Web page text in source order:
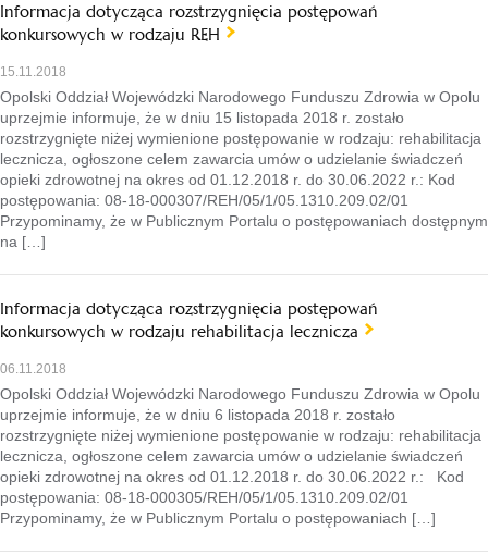
Informacja dotycząca rozstrzygnięcia postępowań
konkursowych w rodzaju REH
15.11.2018
Opolski Oddział Wojewódzki Narodowego Funduszu Zdrowia w Opolu
uprzejmie informuje, że w dniu 15 listopada 2018 r. zostało
rozstrzygnięte niżej wymienione postępowanie w rodzaju: rehabilitacja
lecznicza, ogłoszone celem zawarcia umów o udzielanie świadczeń
opieki zdrowotnej na okres od 01.12.2018 r. do 30.06.2022 r.: Kod
postępowania: 08-18-000307/REH/05/1/05.1310.209.02/01
Przypominamy, że w Publicznym Portalu o postępowaniach dostępnym
na […]
Informacja dotycząca rozstrzygnięcia postępowań
konkursowych w rodzaju rehabilitacja lecznicza
06.11.2018
Opolski Oddział Wojewódzki Narodowego Funduszu Zdrowia w Opolu
uprzejmie informuje, że w dniu 6 listopada 2018 r. zostało
rozstrzygnięte niżej wymienione postępowanie w rodzaju: rehabilitacja
lecznicza, ogłoszone celem zawarcia umów o udzielanie świadczeń
opieki zdrowotnej na okres od 01.12.2018 r. do 30.06.2022 r.: Kod
postępowania: 08-18-000305/REH/05/1/05.1310.209.02/01
Przypominamy, że w Publicznym Portalu o postępowaniach […]